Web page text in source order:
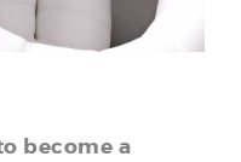
become a